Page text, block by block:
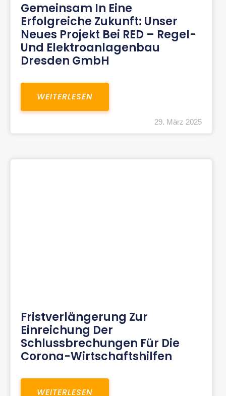
Gemeinsam In Eine
Erfolgreiche Zukunft: Unser
Neues Projekt Bei RED – Regel-
Und Elektroanlagenbau
Dresden GmbH
WEITERLESEN
29. März 2025
Fristverlängerung Zur
Einreichung Der
Schlussbrechungen Für Die
Corona-Wirtschaftshilfen
WEITERLESEN